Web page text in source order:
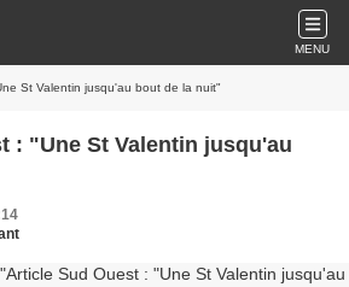
MENU
St Valentin jusqu'au bout de la nuit"
: "Une St Valentin jusqu'au